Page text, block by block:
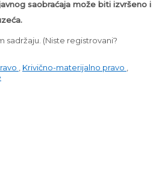
saobraćaja može biti izvršeno i
sadržaju. (Niste registrovani?
Krivično-materijalno pravo